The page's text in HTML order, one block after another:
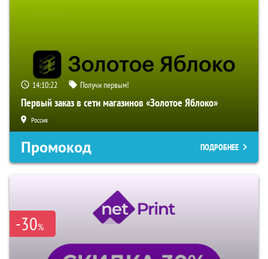
14:10:21 Получи первым!
Первый заказ в сети магазинов «Золотое Яблоко»
Россия
Промокод ПОДРОБНЕЕ
-30%